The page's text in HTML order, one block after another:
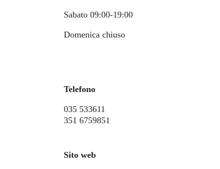
Sabato 09:00-19:00
Domenica chiuso
Telefono
035 533611
351 6759851
Sito web